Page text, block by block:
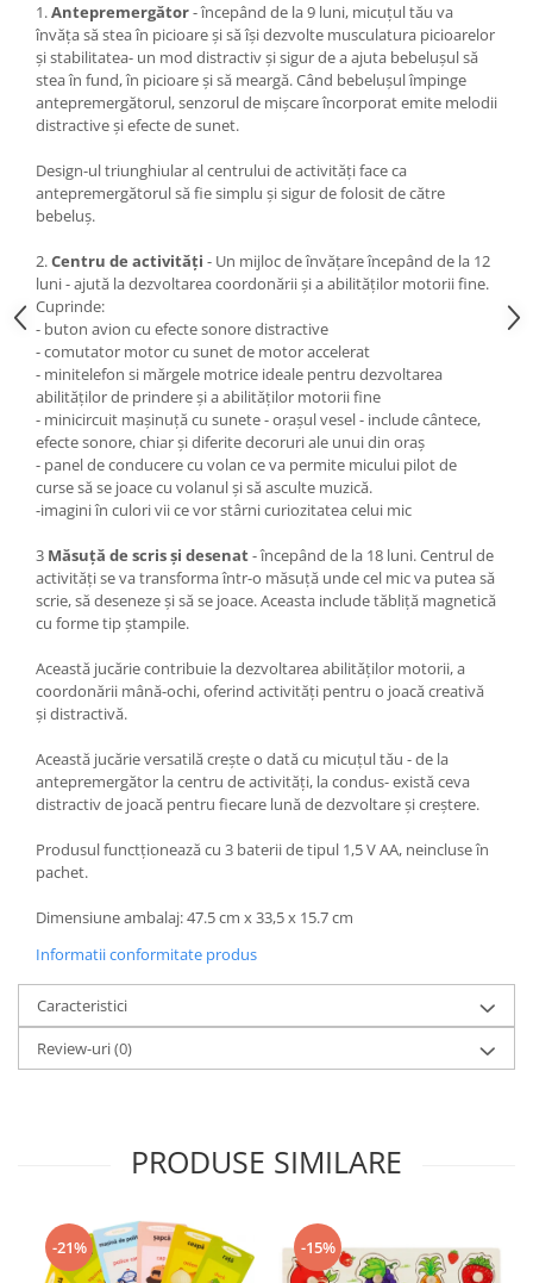
1.Antepremergător- începând de la 9 luni, micuțul tău va
învăța să stea în picioare și să își dezvolte musculatura picioarelor
și stabilitatea- un mod distractiv și sigur de a ajuta bebelușul să
stea în fund, în picioare și să meargă. Când bebelușul împinge
antepremergătorul, senzorul de mișcare încorporat emite melodii
distractive și efecte de sunet.
Design-ul triunghiular al centrului de activități face ca
antepremergătorul să fie simplu și sigur de folosit de către
bebeluș.
2.Centru de activități - Un mijloc de învățare începând de la 12
luni - ajută la dezvoltarea coordonării și a abilităților motorii fine.
Cuprinde:
- buton avion cu efecte sonore distractive
- comutator motor cu sunet de motor accelerat
- minitelefon si mărgele motrice ideale pentru dezvoltarea
abilităților de prindere și a abilităților motorii fine
- minicircuit mașinuță cu sunete - orașul vesel - include cântece,
efecte sonore, chiar și diferite decoruri ale unui din oraș
- panel de conducere cu volan ce va permite micului pilot de
curse să se joace cu volanul și să asculte muzică.
-imagini în culori vii ce vor stârni curiozitatea celui mic
3 Măsuță de scris și desenat- începând de la 18 luni. Centrul de
activități se va transforma într-o măsuță unde cel mic va putea să
scrie, să deseneze și să se joace. Aceasta include tăbliță magnetică
cu forme tip ștampile.
Această jucărie contribuie la dezvoltarea abilităților motorii, a
coordonării mână-ochi, oferind activități pentru o joacă creativă
și distractivă.
Această jucărie versatilă crește o dată cu micuțul tău - de la
antepremergător la centru de activități, la condus- există ceva
distractiv de joacă pentru fiecare lună de dezvoltare și creștere.
Produsul functționează cu 3 baterii de tipul 1,5 V AA, neincluse în
pachet.
Dimensiune ambalaj: 47.5 cm x 33,5 x 15.7 cm
Informatii conformitate produs
Caracteristici
Review-uri(0)
PRODUSE SIMILARE
-21% -15%